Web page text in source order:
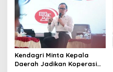
Kendagri Minta Kepala
Daerah Jadikan Koperasi